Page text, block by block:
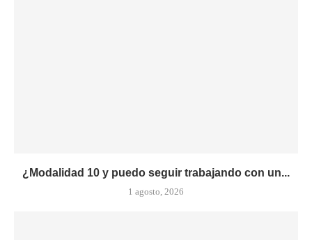
¿Modalidad 10 y puedo seguir trabajando con un...
1 agosto, 2026